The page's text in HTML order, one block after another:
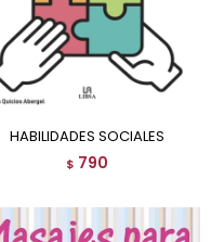
HABILIDADES SOCIALES
$ 790